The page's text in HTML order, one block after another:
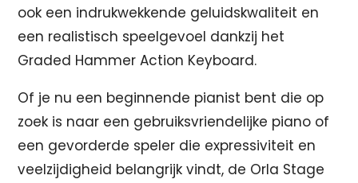
ook een indrukwekkende geluidskwaliteit en
een realistisch speelgevoel dankzij het
Graded Hammer Action Keyboard.
Of je nu een beginnende pianist bent die op
zoek is naar een gebruiksvriendelijke piano of
een gevorderde speler die expressiviteit en
veelzijdigheid belangrijk vindt, de Orla Stage